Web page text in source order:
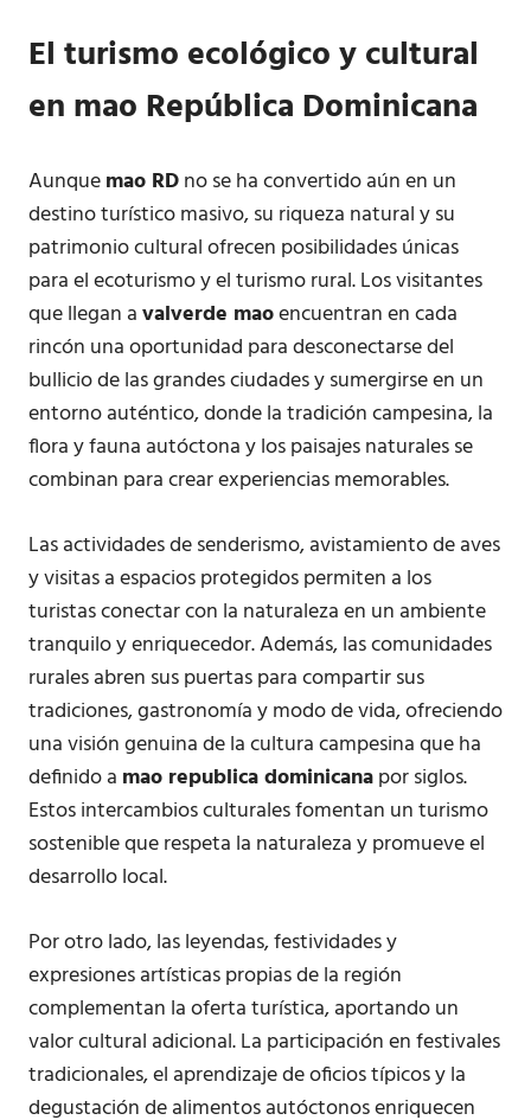
El turismo ecológico y cultural
en mao República Dominicana
Aunquemao RDno se ha convertido aún en un
destino turístico masivo, su riqueza natural y su
patrimonio cultural ofrecen posibilidades únicas
para el ecoturismo y el turismo rural. Los visitantes
que llegan avalverde maoencuentran en cada
rincón una oportunidad para desconectarse del
bullicio de las grandes ciudades y sumergirse en un
entorno auténtico, donde la tradición campesina, la
flora y fauna autóctona y los paisajes naturales se
combinan para crear experiencias memorables.
Las actividades de senderismo, avistamiento de aves
y visitas a espacios protegidos permiten a los
turistas conectar con la naturaleza en un ambiente
tranquilo y enriquecedor. Además, las comunidades
rurales abren sus puertas para compartir sus
tradiciones, gastronomía y modo de vida, ofreciendo
una visión genuina de la cultura campesina que ha
definido a mao republica dominicanapor siglos.
Estos intercambios culturales fomentan un turismo
sostenible que respeta la naturaleza y promueve el
desarrollo local.
Por otro lado, las leyendas, festividades y
expresiones artísticas propias de la región
complementan la oferta turística, aportando un
valor cultural adicional. La participación en festivales
tradicionales, el aprendizaje de oficios típicos y la
degustación de alimentos autóctonos enriquecen